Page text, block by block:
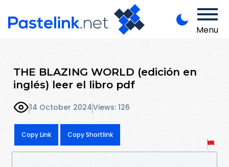
Menu
THE BLAZING WORLD (edición en
inglés) leer el libro pdf
14 October 2024Views: 126
Copy Link Copy Shortlink